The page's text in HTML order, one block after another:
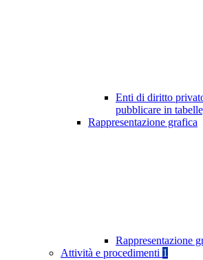
Enti di diritto
pubblicare in
Rappresentazione grafica
Rappresentazione
Attività e procedimenti 1